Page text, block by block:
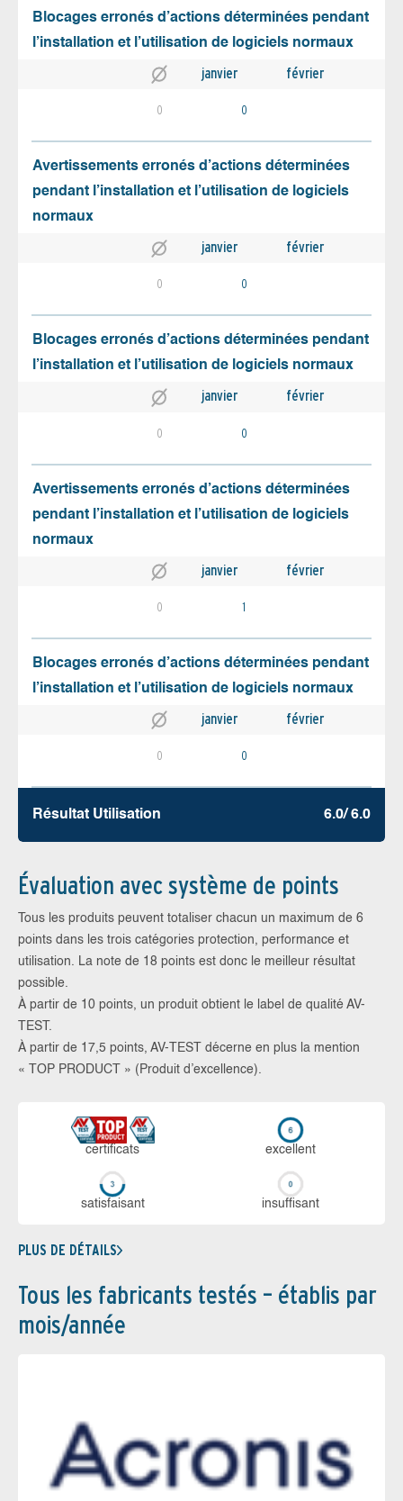
Blocages erronés d’actions déterminées pendant
l’installation et l’utilisation de logiciels normaux
janvier février
0 0
Avertissements erronés d’actions déterminées
pendant l’installation et l’utilisation de logiciels
normaux
janvier février
0 0
Blocages erronés d’actions déterminées pendant
l’installation et l’utilisation de logiciels normaux
janvier février
0 0
Avertissements erronés d’actions déterminées
pendant l’installation et l’utilisation de logiciels
normaux
janvier février
0 1
Blocages erronés d’actions déterminées pendant
l’installation et l’utilisation de logiciels normaux
janvier février
0 0
Résultat Utilisation 6.0/ 6.0
Évaluation avec système de points
Tous les produits peuvent totaliser chacun un maximum de 6
points dans les trois catégories protection, performance et
utilisation. La note de 18 points est donc le meilleur résultat
possible.
À partir de 10 points, un produit obtient le label de qualité AV-
TEST.
À partir de 17,5 points, AV-TEST décerne en plus la mention
« TOP PRODUCT » (Produit d’excellence).
certi­ficats ex­cellent
sa­tis­fai­sant in­suf­fi­sant
PLUS DE DÉTAILS
Tous les fabricants testés – établis par
mois/année